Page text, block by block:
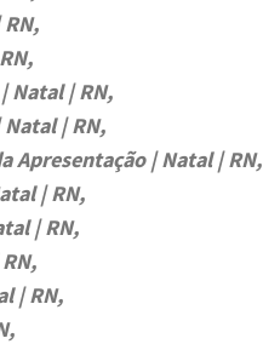
Natal | RN,
| RN,
Apresentação | Natal | RN,
| RN,
| RN,
| RN,